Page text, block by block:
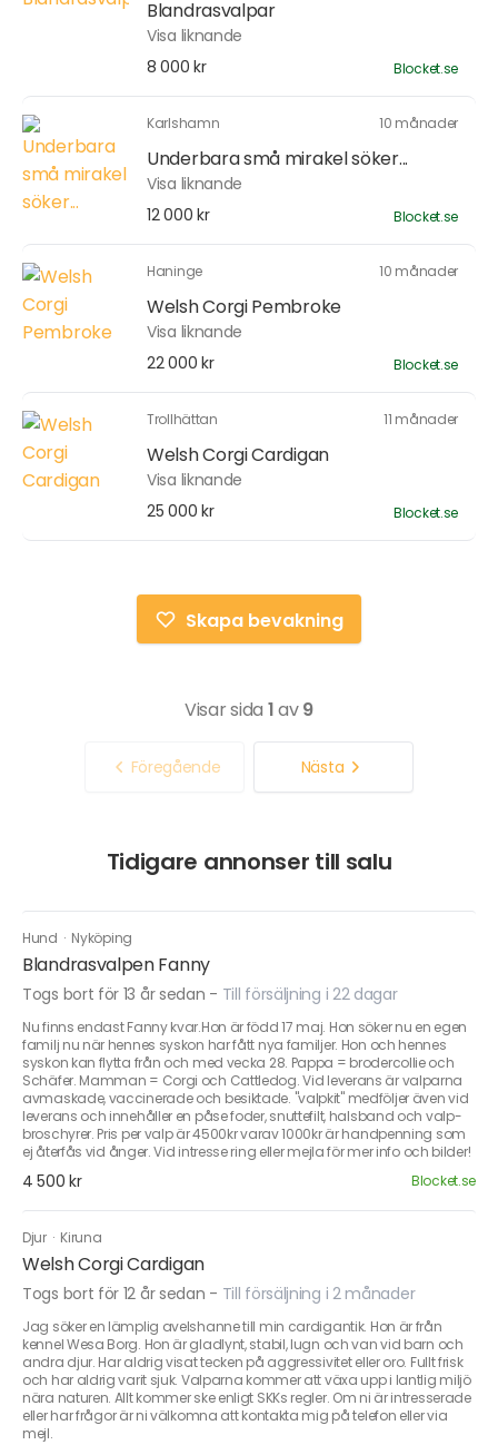
Blandrasvalpar
Visa liknande
8 000 kr
Blocket.se
Karlshamn 10 månader
Underbara små mirakel söker...
Visa liknande
12 000 kr
Blocket.se
Haninge 10 månader
Welsh Corgi Pembroke
Visa liknande
22 000 kr
Blocket.se
Trollhättan 11 månader
Welsh Corgi Cardigan
Visa liknande
25 000 kr
Blocket.se
Skapa bevakning
Visar sida 1av9
Föregående Nästa
Tidigare annonser till salu
Hund · Nyköping
Blandrasvalpen Fanny
Togs bort för 13 år sedan - Till försäljning i 22 dagar
Nu finns endast Fanny kvar.Hon är född 17 maj. Hon söker nu en egen
familj nu när hennes syskon har fått nya familjer. Hon och hennes
syskon kan flytta från och med vecka 28. Pappa = brodercollie och
Schäfer. Mamman = Corgi och Cattledog. Vid leverans är valparna
avmaskade, vaccinerade och besiktade. "valpkit" medföljer även vid
leverans och innehåller en påse foder, snuttefilt, halsband och valp-
broschyrer. Pris per valp är 4500kr varav 1000kr är handpenning som
ej återfås vid ånger. Vid intresse ring eller mejla för mer info och bilder!
4 500 kr Blocket.se
Djur · Kiruna
Welsh Corgi Cardigan
Togs bort för 12 år sedan - Till försäljning i 2 månader
Jag söker en lämplig avelshanne till min cardigantik. Hon är från
kennel Wesa Borg. Hon är gladlynt, stabil, lugn och van vid barn och
andra djur. Har aldrig visat tecken på aggressivitet eller oro. Fullt frisk
och har aldrig varit sjuk. Valparna kommer att växa upp i lantlig miljö
nära naturen. Allt kommer ske enligt SKKs regler. Om ni är intresserade
eller har frågor är ni välkomna att kontakta mig på telefon eller via
mejl.